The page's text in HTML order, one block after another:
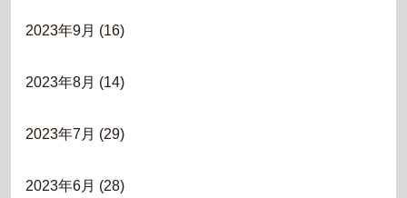
2023年9月 (16)
2023年8月 (14)
2023年7月 (29)
2023年6月 (28)